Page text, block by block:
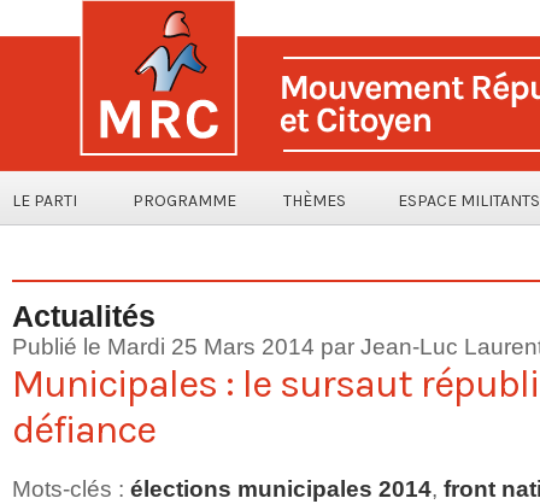
LE PARTI PROGRAMME THÈMES ESPACE MILITANTS
Actualités
Publié le Mardi 25 Mars 2014 par Jean-Luc
Municipales : le sursaut
défiance
Mots-clés : élections municipales 2014, front